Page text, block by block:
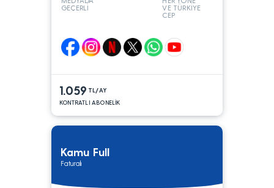
GEÇERLİ
VE TÜRKİYE
CEP
1.059 TL/AY
KONTRATLI ABONELİK
Kamu Full
Faturalı